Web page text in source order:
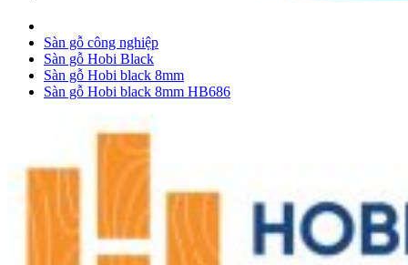
Sàn gỗ công nghiệp
Sàn gỗ Hobi Black
Sàn gỗ Hobi black 8mm
Sàn gỗ Hobi black 8mm HB686